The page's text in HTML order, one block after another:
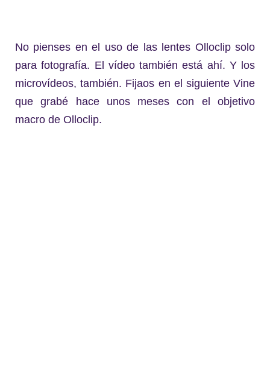
No pienses en el uso de las lentes Olloclip solo
para fotografía. El vídeo también está ahí. Y los
microvídeos, también. Fijaos en el siguiente Vine
que grabé hace unos meses con el objetivo
macro de Olloclip.